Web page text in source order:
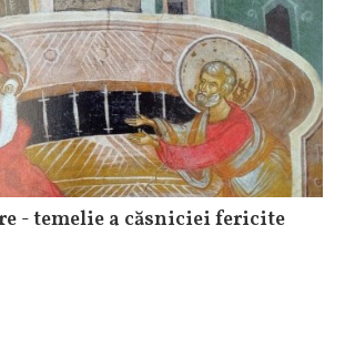
- temelie a căsniciei fericite